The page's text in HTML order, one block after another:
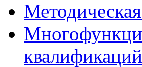
квалификаций